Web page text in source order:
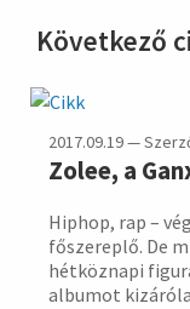
Következő
2017.09.19 —
Zolee, a
Hiphop, rap –
főszereplő. De
hétköznapi
albumot